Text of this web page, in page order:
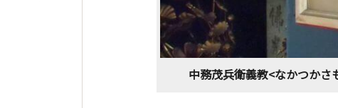
中務茂兵衛義教<なかつか